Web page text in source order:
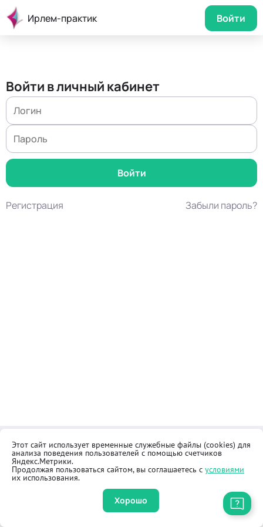
Ирлем-практик Войти
Войти в личный кабинет
Регистрация Забыли пароль?
Контакты
Как купить
Общественная приёмная
Реквизиты
Оферта
Правила продажи товаров
Этот сайт использует временные служебные файлы (cookies) для
анализа поведения пользователей с помощью счетчиков
Яндекс.Метрики.
Продолжая пользоваться сайтом, вы соглашаетесь с условиями
их использования.
Хорошо